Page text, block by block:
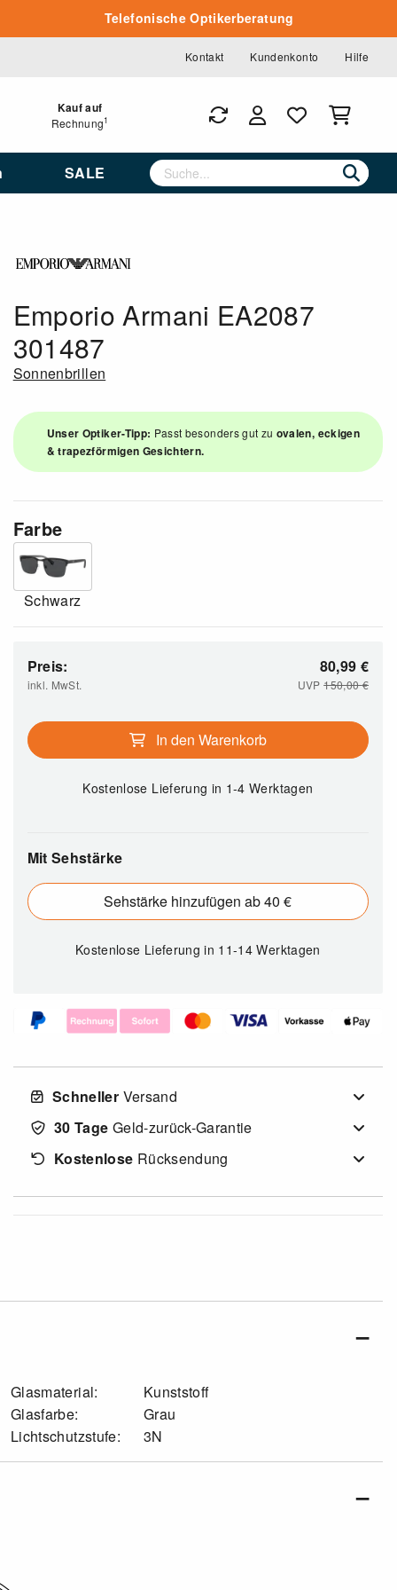
Telefonische Optikerberatung
Kontakt Kundenkonto Hilfe
Kauf auf
Rechnung1
SALE
Emporio Armani EA2087
301487
Sonnenbrillen
Unser Optiker-Tipp: Passt besonders gut zu ovalen, eckigen
& trapezförmigen Gesichtern.
Farbe
Schwarz
Preis:
inkl. MwSt.
80,99 €
UVP150,00€
In den Warenkorb
Kostenlose Lieferung in 1-4 Werktagen
Mit Sehstärke
Sehstärke hinzufügen ab 40 €
Kostenlose Lieferungin 11-14 Werktagen
Schneller Versand
30 Tage Geld-zurück-Garantie
Kostenlose Rücksendung
Glasmaterial:
Kunststoff
Glasfarbe:
Grau
Lichtschutzstufe:
3N